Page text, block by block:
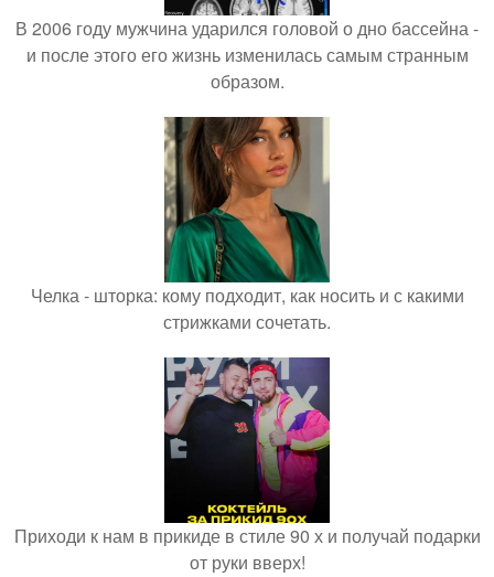
В 2006 году мужчина ударился головой о дно бассейна -
и после этого его жизнь изменилась самым странным
образом.
Челка - шторка: кому подходит, как носить и с какими
стрижками сочетать.
Приходи к нам в прикиде в стиле 90 х и получай подарки
от руки вверх!